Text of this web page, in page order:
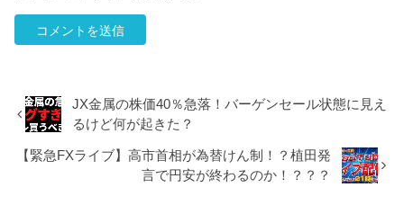
JX金属の株価40％急落！バーゲンセール状態に見え
るけど何が起きた？
【緊急FXライブ】高市首相が為替けん制！？植田発
言で円安が終わるのか！？？？